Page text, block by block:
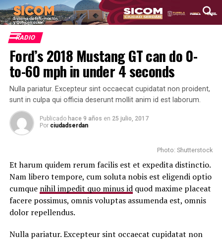
RADIO
Ford’s 2018 Mustang GT can do 0-
to-60 mph in under 4 seconds
Nulla pariatur. Excepteur sint occaecat cupidatat non proident,
sunt in culpa qui officia deserunt mollit anim id est laborum.
Publicado hace 9 años en 25 julio, 2017
Por ciudadserdan
Photo: Shutterstock
Et harum quidem rerum facilis est et expedita distinctio.
Nam libero tempore, cum soluta nobis est eligendi optio
cumque nihil impedit quo minus idquod maxime placeat
facere possimus, omnis voluptas assumenda est, omnis
dolor repellendus.
Nulla pariatur. Excepteur sint occaecat cupidatat non